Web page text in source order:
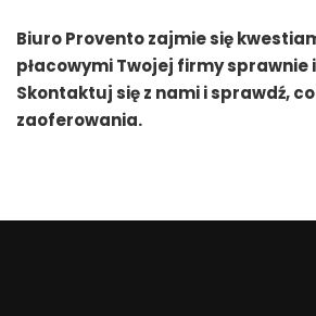
Biuro Provento zajmie się
płacowymi Twojej firmy sprawnie
Skontaktuj się z nami i sprawdź,
zaoferowania.